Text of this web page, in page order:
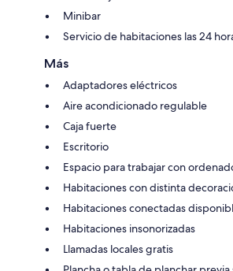
Minibar
Servicio de habitaciones las 24
Más
Adaptadores eléctricos
Aire acondicionado regulable
Caja fuerte
Escritorio
Espacio para trabajar con
Habitaciones con distinta
Habitaciones conectadas
Habitaciones insonorizadas
Llamadas locales gratis